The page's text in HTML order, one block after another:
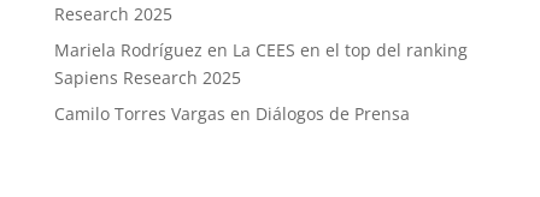
Research 2025
Mariela Rodríguez en La CEES en el top del ranking
Sapiens Research 2025
Camilo Torres Vargas en Diálogos de Prensa